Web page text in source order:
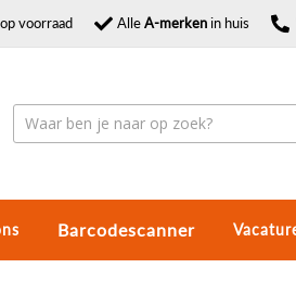
voorraad AlleA-merkenin huis
Barcodescanner